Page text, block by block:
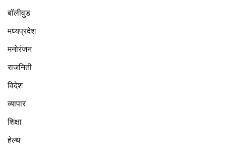
बॉलीवुड
मध्यप्रदेश
मनोरंजन
राजनिती
विदेश
व्यापार
शिक्षा
हेल्थ